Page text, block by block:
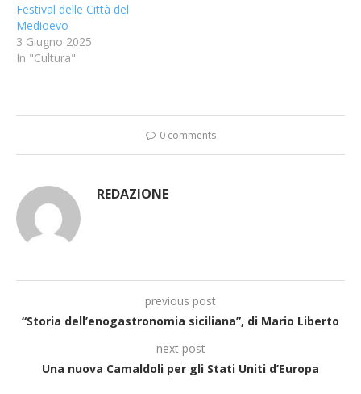
Festival delle Città del
Medioevo
3 Giugno 2025
In "Cultura"
0 comments
REDAZIONE
previous post
“Storia dell’enogastronomia siciliana”, di Mario Liberto
next post
Una nuova Camaldoli per gli Stati Uniti d’Europa